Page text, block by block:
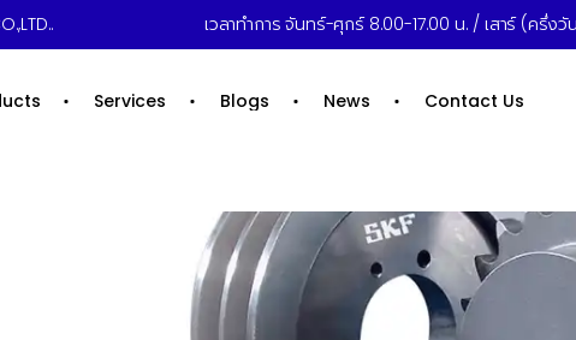
เวลาทำการ จันทร์-ศุกร์ 8.00-17.00 น. / เสาร์ (ครึ่ง
Services Blogs News Contact Us